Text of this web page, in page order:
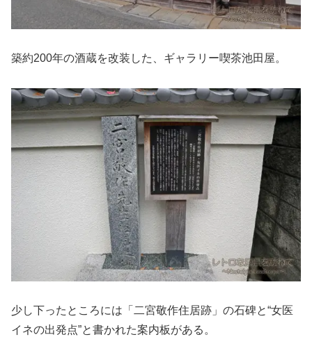
築約200年の酒蔵を改装した、ギャラリー喫茶池田屋。
少し下ったところには「二宮敬作住居跡」の石碑と“女医
イネの出発点”と書かれた案内板がある。